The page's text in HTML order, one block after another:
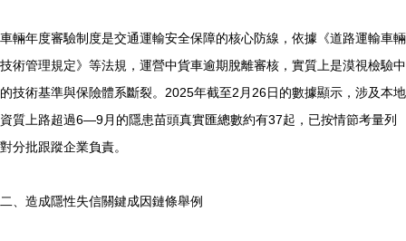
車輛年度審驗制度是交通運輸安全保障的核心防線，依據《道路運輸車輛
技術管理規定》等法規，運營中貨車逾期脫離審核，實質上是漠視檢驗中
的技術基準與保險體系斷裂。2025年截至2月26日的數據顯示，涉及本地
資質上路超過6—9月的隱患苗頭真實匯總數約有37起，已按情節考量列
對分批跟蹤企業負責。
二、造成隱性失信關鍵成因鏈條舉例